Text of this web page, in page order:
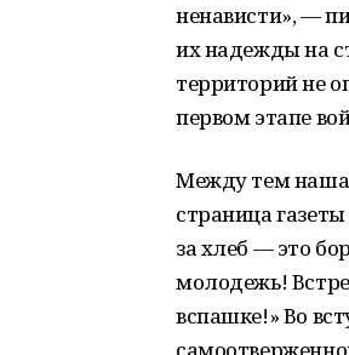
ненависти», —
их надежды на
территорий не
первом этапе
Между тем наша
страница
за хлеб — это
молодежь!
вспашке!» Во